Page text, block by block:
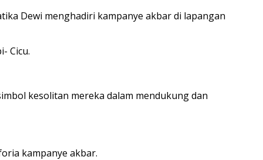
Dewi menghadiri kampanye akbar di lapangan
Cicu.
kesolitan mereka dalam mendukung dan
kampanye akbar.